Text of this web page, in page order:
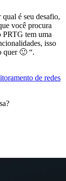
é seu desafio,
você procura
PRTG tem uma
isso
quer 🙂 “.
de redes